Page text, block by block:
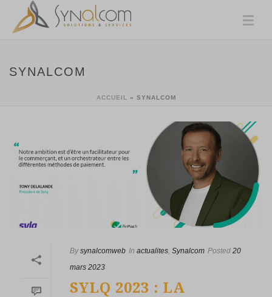
SYNALCOM
ACCUEIL » SYNALCOM
By synalcomweb In actualites, Synalcom Posted 20
mars 2023
SYLQ 2023 : LA